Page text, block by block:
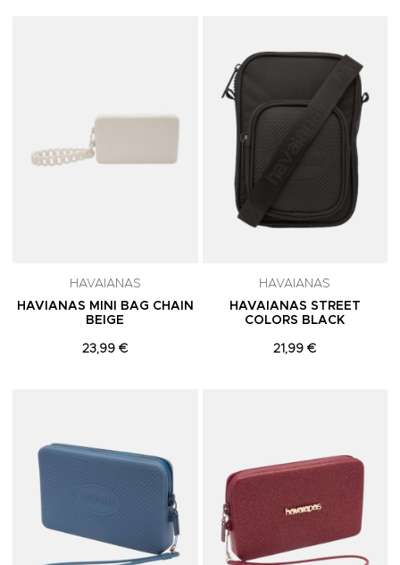
HAVAIANAS
HAVIANAS MINI BAG CHAIN
BEIGE
23,99 €
HAVAIANAS
HAVAIANAS STREET
COLORS BLACK
21,99 €